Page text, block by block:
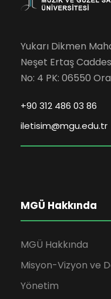
Yukarı Dikmen
Neşet Ertaş
No: 4 PK: 06550
+90 312 486 03 86
iletisim@mgu.edu.tr
MGÜ Hakkında
MGÜ Hakkında
Misyon-Vizyon ve
Yönetim